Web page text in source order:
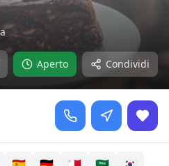
Aperto Condividi